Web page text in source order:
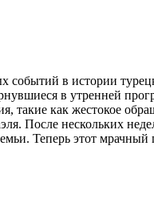
в истории
в утренней
такие как жестокое
После нескольких
Теперь этот